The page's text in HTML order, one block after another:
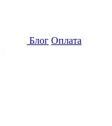
Блог Оплата